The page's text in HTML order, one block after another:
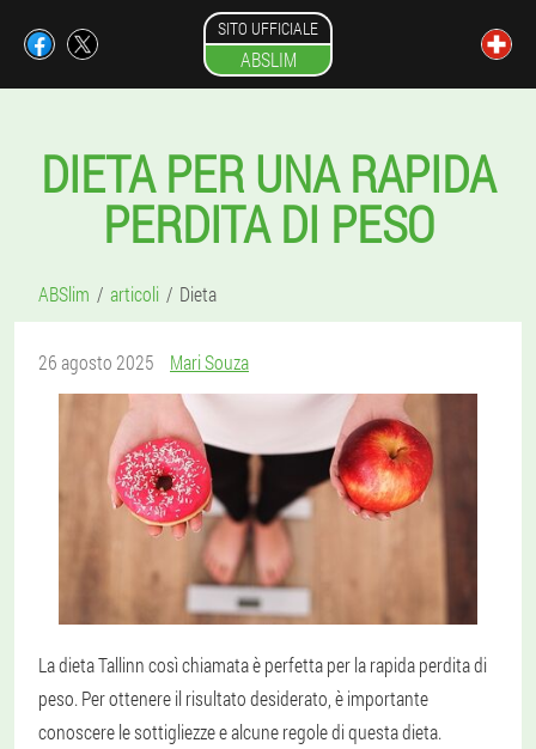
SITO UFFICIALE
ABSLIM
DIETA PER UNA RAPIDA
PERDITA DI PESO
ABSlim articoli Dieta
26 agosto 2025 Mari Souza
La dieta Tallinn così chiamata è perfetta per la rapida perdita di
peso. Per ottenere il risultato desiderato, è importante
conoscere le sottigliezze e alcune regole di questa dieta.